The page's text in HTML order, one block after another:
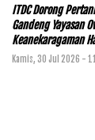
ITDC Dorong
Gandeng Yayasan
Keanekaragaman
Kamis, 30 Jul 2026 -